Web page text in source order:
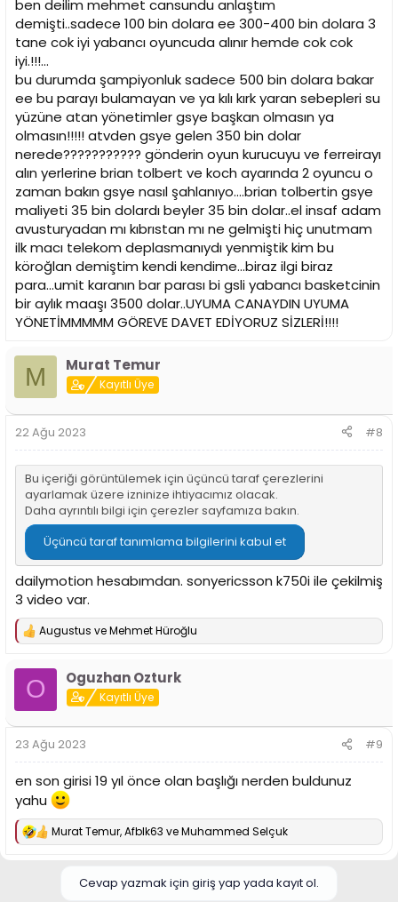
sevinmek yahut da sandviç parasını takımdaki ''Abla''
oyuncu vermek zorunda değil! Yaşanan bir sürü şey var.
Ben, yazmaktan utanıyorum!
Alt yapıda oynarken, o gençlik günlerini, babam Çelik
Özgörener ve Abiler'im sayesinde içinde yaşadığım o
muhteşem günleri biraz anmak istedim, biraz da vefa
borcu olarak kayıt düşmek.
Kimse, öküzün altında buzağı aramasın...
Tekrar ediyorum... Geçen yıl ''Ey Galatasaraylılar kızlarınıza
sahip çıkın!'' diye yazmıştım. Şimdiyse, içim burkularak
''Baba Özer'in kemikleri sızlıyor!'' diyorum. Anlayan anlar!
ben deilim mehmet cansundu anlaştım
demişti..sadece 100 bin dolara ee 300-400 bin dolara 3
tane cok iyi yabancı oyuncuda alınır hemde cok cok
iyi.!!!...
bu durumda şampiyonluk sadece 500 bin dolara bakar
ee bu parayı bulamayan ve ya kılı kırk yaran sebepleri su
yüzüne atan yönetimler gsye başkan olmasın ya
olmasın!!!!! atvden gsye gelen 350 bin dolar
nerede??????????? gönderin oyun kurucuyu ve ferreirayı
alın yerlerine brian tolbert ve koch ayarında 2 oyuncu o
zaman bakın gsye nasıl şahlanıyo....brian tolbertin gsye
maliyeti 35 bin dolardı beyler 35 bin dolar..el insaf adam
avusturyadan mı kıbrıstan mı ne gelmişti hiç unutmam
ilk macı telekom deplasmanıydı yenmiştik kim bu
köroğlan demiştim kendi kendime...biraz ilgi biraz
para...umit karanın bar parası bi gsli yabancı basketcinin
bir aylık maaşı 3500 dolar..UYUMA CANAYDIN UYUMA
YÖNETİMMMMM GÖREVE DAVET EDİYORUZ SİZLERİ!!!!
M Murat Temur
Kayıtlı Üye
22 Ağu 2023 #8
Bu içeriği görüntülemek için üçüncü taraf çerezlerini
ayarlamak üzere izninize ihtiyacımız olacak.
Daha ayrıntılı bilgi için çerezler sayfamıza bakın.
Üçüncü taraf tanımlama bilgilerini kabul et
dailymotion hesabımdan. sonyericsson k750i ile çekilmiş
3 video var.
T
:
Augustus veMehmet Hüroğlu
O Oguzhan Ozturk
Kayıtlı Üye
23 Ağu 2023 #9
en son girisi 19 yıl önce olan başlığı nerden buldunuz
yahu
T
Murat Temur,Afblk63 veMuhammed Selçuk
Cevap yazmak için giriş yap yada kayıt ol.